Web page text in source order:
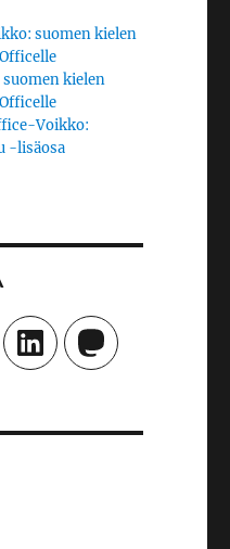
suomen kielen
kielen
Voikko:
-lisäosa
LinkedInMastodon